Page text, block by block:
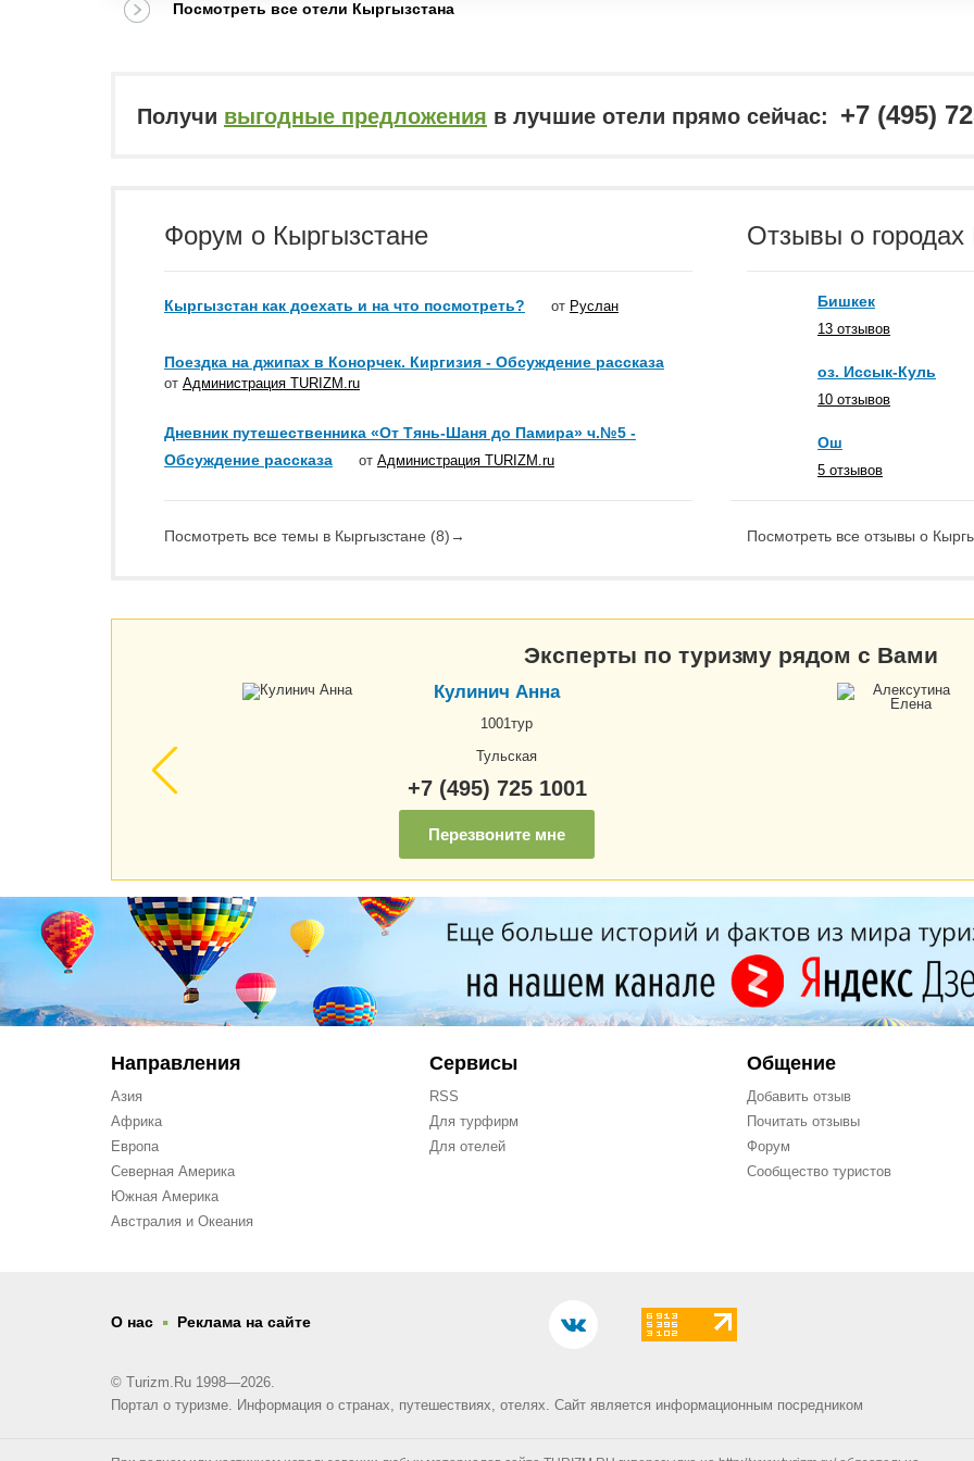
Посмотреть все отели Кыргызстана
Получи выгодные предложения в лучшие отели прямо сейчас: +7 (495)
Форум о Кыргызстане
Кыргызстан как доехать и на что посмотреть? от Руслан
Поездка на джипах в Конорчек. Киргизия - Обсуждение рассказа
от Администрация TURIZM.ru
Дневник путешественника «От Тянь-Шаня до Памира» ч.№5 -
Обсуждение рассказа
от Администрация TURIZM.ru
Посмотреть все темы в Кыргызстане (8)→
Отзывы о городах
Бишкек
13 отзывов
оз. Иссык-Куль
10 отзывов
Ош
5 отзывов
Посмотреть все отзывы о
Эксперты по туризму рядом с Вами
Кулинич Анна
1001тур
Тульская
+7 (495) 725 1001
Перезвоните мне
Направления
Азия
Африка
Европа
Северная Америка
Южная Америка
Австралия и Океания
Сервисы
RSS
Для турфирм
Для отелей
Общение
Добавить отзыв
Почитать отзывы
Форум
Сообщество туристов
О нас . Реклама на сайте
© Turizm.Ru 1998—2026.
Портал о туризме. Информация о странах, путешествиях, отелях. Сайт является информационным посредником